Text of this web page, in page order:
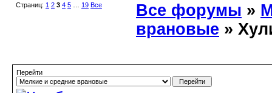
Страниц: 1 2 3 4 5 19 Все Все форумы »
врановые »
Перейти